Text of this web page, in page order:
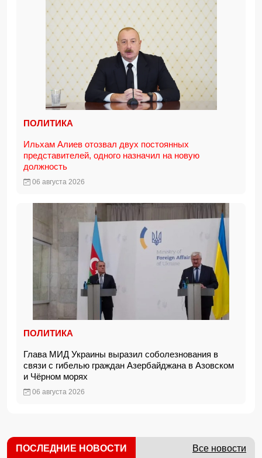
ПОЛИТИКА
Ильхам Алиев отозвал двух постоянных
представителей, одного назначил на новую
должность
06 августа 2026
ПОЛИТИКА
Глава МИД Украины выразил соболезнования в
связи с гибелью граждан Азербайджана в Азовском
и Чёрном морях
06 августа 2026
ПОСЛЕДНИЕ НОВОСТИ Все новости